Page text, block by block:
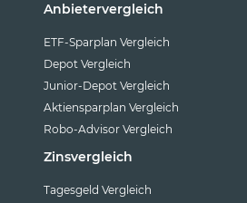
Anbietervergleich
ETF-Sparplan Vergleich
Depot Vergleich
Junior-Depot Vergleich
Aktiensparplan Vergleich
Robo-Advisor Vergleich
Zinsvergleich
Tagesgeld Vergleich